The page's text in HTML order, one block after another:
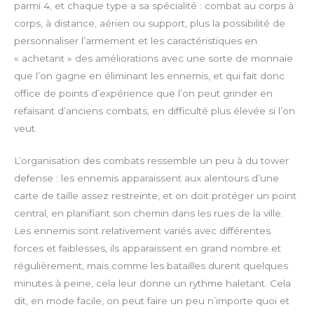
parmi 4, et chaque type a sa spécialité : combat au corps à
corps, à distance, aérien ou support, plus la possibilité de
personnaliser l’armement et les caractéristiques en
« achetant » des améliorations avec une sorte de monnaie
que l’on gagne en éliminant les ennemis, et qui fait donc
office de points d’expérience que l’on peut grinder en
refaisant d’anciens combats, en difficulté plus élevée si l’on
veut.
L’organisation des combats ressemble un peu à du tower
defense : les ennemis apparaissent aux alentours d’une
carte de taille assez restreinte, et on doit protéger un point
central, en planifiant son chemin dans les rues de la ville.
Les ennemis sont relativement variés avec différentes
forces et faiblesses, ils apparaissent en grand nombre et
régulièrement, mais comme les batailles durent quelques
minutes à peine, cela leur donne un rythme haletant. Cela
dit, en mode facile, on peut faire un peu n’importe quoi et